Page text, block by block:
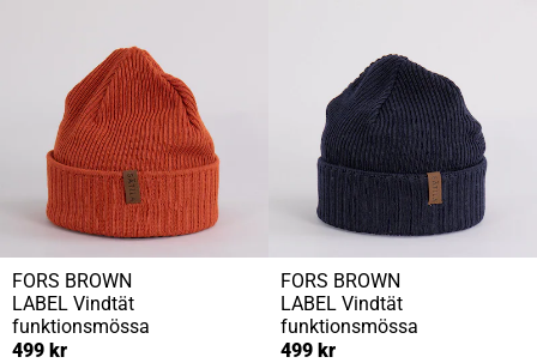
FORS BROWN
LABEL Vindtät
funktionsmössa
499 kr
FORS BROWN
LABEL Vindtät
funktionsmössa
499 kr